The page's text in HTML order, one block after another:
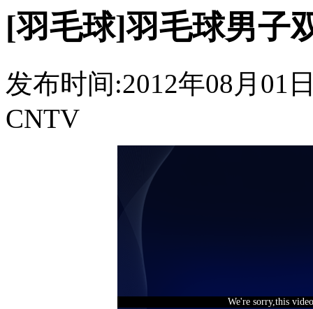
[羽毛球]羽毛球男子
发布时间:2012年08月01
CNTV
We're sorry,this